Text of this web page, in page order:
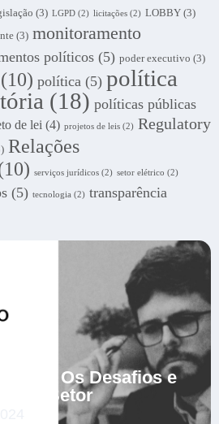
(3) LGPD (2) licitações (2) LOBBY (3)
(3) monitoramento
políticos (5) poder executivo (3)
(10) política (5) política
(18) políticas públicas
de lei (4) projetos de leis (2) Regulatory
Relações
serviços jurídicos (2) setor elétrico (2)
(5) tecnologia (2) transparência
Brasil: Os Desafios e
o Setor